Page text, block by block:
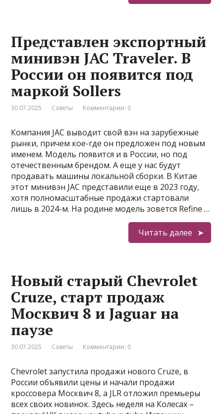
Представлен экспортный
минивэн JAC Traveler. В
России он появится под
маркой Sollers
30.07.2025 Советы Комментарии: 0
Компания JAC выводит свой вэн на зарубежные
рынки, причем кое-где он предложен под новым
именем. Модель появится и в России, но под
отечественным брендом. А еще у нас будут
продавать машины локальной сборки. В Китае
этот минивэн JAC представили еще в 2023 году,
хотя полномасштабные продажи стартовали
лишь в 2024-м. На родине модель зовется Refine …
Читать далее
Новый старый Chevrolet
Cruze, старт продаж
Москвич 8 и Jaguar на
паузе
30.07.2025 Советы Комментарии: 0
Chevrolet запустила продажи нового Cruze, в
России объявили цены и начали продажи
кроссовера Москвич 8, а JLR отложил премьеры
всех своих новинок. Здесь неделя на Колесах –